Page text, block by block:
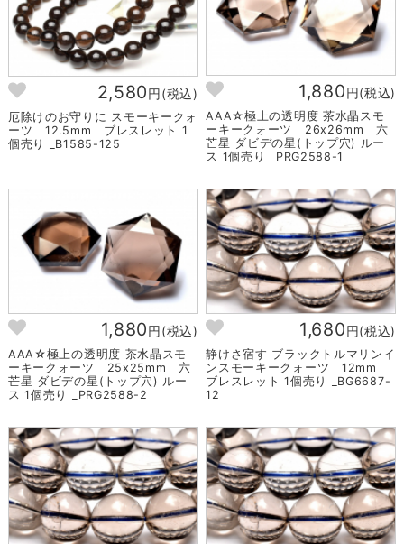
2,580円(税込)
厄除けのお守りに スモーキークォ
ーツ 12.5mm ブレスレット 1
個売り _B1585-125
1,880円(税込)
AAA☆極上の透明度 茶水晶スモ
ーキークォーツ 26x26mm 六
芒星 ダビデの星(トップ穴) ルー
ス 1個売り _PRG2588-1
1,880円(税込)
AAA☆極上の透明度 茶水晶スモ
ーキークォーツ 25x25mm 六
芒星 ダビデの星(トップ穴) ルー
ス 1個売り _PRG2588-2
1,680円(税込)
静けさ宿す ブラックトルマリンイ
ンスモーキークォーツ 12mm
ブレスレット 1個売り _BG6687-
12